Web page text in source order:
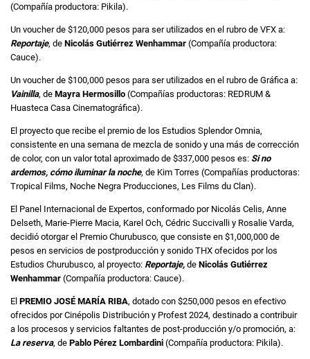
(Compañía productora: Pikila).
Un voucher de $120,000 pesos para ser utilizados en el rubro de VFX a:
Reportaje, de Nicolás Gutiérrez Wenhammar (Compañía productora:
Cauce).
Un voucher de $100,000 pesos para ser utilizados en el rubro de Gráfica a:
Vainilla, de Mayra Hermosillo (Compañías productoras: REDRUM &
Huasteca Casa Cinematográfica).
El proyecto que recibe el premio de los Estudios Splendor Omnia,
consistente en una semana de mezcla de sonido y una más de corrección
de color, con un valor total aproximado de $337,000 pesos es: Si no
ardemos, cómo iluminar la noche, de Kim Torres (Compañías productoras:
Tropical Films, Noche Negra Producciones, Les Films du Clan).
El Panel Internacional de Expertos, conformado por Nicolás Celis, Anne
Delseth, Marie-Pierre Macia, Karel Och, Cédric Succivalli y Rosalie Varda,
decidió otorgar el Premio Churubusco, que consiste en $1,000,000 de
pesos en servicios de postproducción y sonido THX ofecidos por los
Estudios Churubusco, al proyecto: Reportaje, de Nicolás Gutiérrez
Wenhammar (Compañía productora: Cauce).
El PREMIO JOSÉ MARÍA RIBA, dotado con $250,000 pesos en efectivo
ofrecidos por Cinépolis Distribución y Profest 2024, destinado a contribuir
a los procesos y servicios faltantes de post-producción y/o promoción, a:
La reserva, de Pablo Pérez Lombardini (Compañía productora: Pikila).